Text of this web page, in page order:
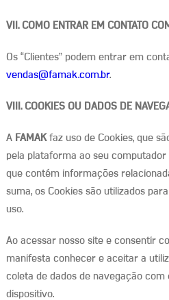
VII. COMO ENTRAR EM CONTATO
Os “Clientes” podem entrar em
vendas@famak.com.br.
VIII. COOKIES OU DADOS DE
A FAMAK faz uso de Cookies, que
pela plataforma ao seu computador
que contém informações
suma, os Cookies são utilizados
uso.
Ao acessar nosso site e consentir
manifesta conhecer e aceitar a
coleta de dados de navegação com
dispositivo.